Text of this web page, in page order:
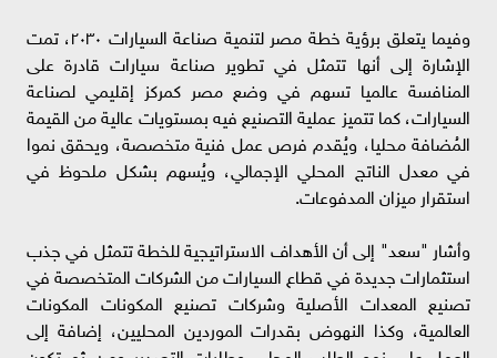
وفيما يتعلق برؤية خطة مصر لتنمية صناعة السيارات ٢٠٣٠، تمت
الإشارة إلى أنها تتمثل في تطوير صناعة سيارات قادرة على
المنافسة عالميا تسهم في وضع مصر كمركز إقليمي لصناعة
السيارات، كما تتميز عملية التصنيع فيه بمستويات عالية من القيمة
المُضافة محليا، ويُقدم فرص عمل فنية متخصصة، ويحقق نموا
في معدل الناتج المحلي الإجمالي، ويُسهم بشكل ملحوظ في
استقرار ميزان المدفوعات.
وأشار "سعد" إلى أن الأهداف الاستراتيجية للخطة تتمثل في جذب
استثمارات جديدة في قطاع السيارات من الشركات المتخصصة في
تصنيع المعدات الأصلية وشركات تصنيع المكونات المكونات
العالمية، وكذا النهوض بقدرات الموردين المحليين، إضافة إلى